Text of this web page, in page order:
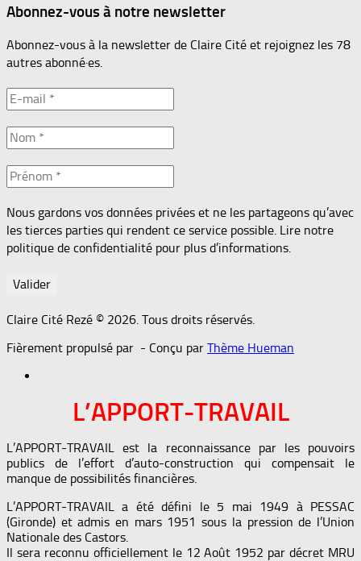
Abonnez-vous à notre newsletter
Abonnez-vous à la newsletter de Claire Cité et rejoignez les 78
autres abonné·es.
Nous gardons vos données privées et ne les partageons qu’avec
les tierces parties qui rendent ce service possible. Lire notre
politique de confidentialité pour plus d’informations.
Claire Cité Rezé © 2026. Tous droits réservés.
Fièrement propulsé par - Conçu par Thème Hueman
L’APPORT-TRAVAIL
L’APPORT-TRAVAIL est la reconnaissance par les pouvoirs
publics de l’effort d’auto-construction qui compensait le
manque de possibilités financières.
L’APPORT-TRAVAIL a été défini le 5 mai 1949 à PESSAC
(Gironde) et admis en mars 1951 sous la pression de l’Union
Nationale des Castors.
Il sera reconnu officiellement le 12 Août 1952 par décret MRU